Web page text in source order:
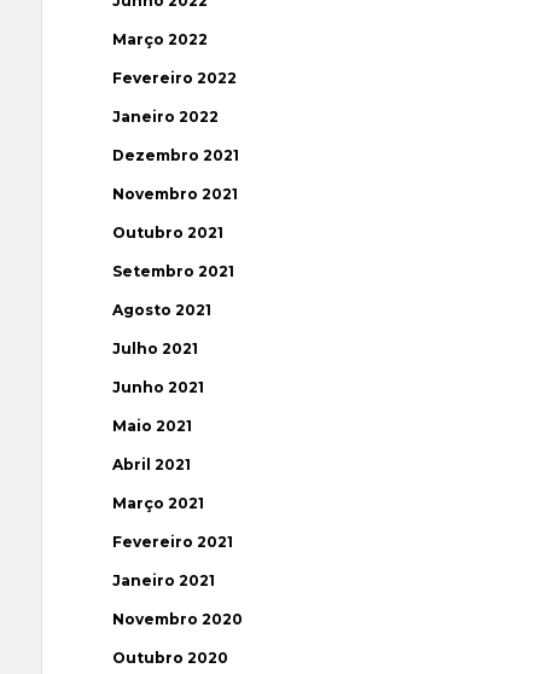
Março 2022
Fevereiro 2022
Janeiro 2022
Dezembro 2021
Novembro 2021
Outubro 2021
Setembro 2021
Agosto 2021
Julho 2021
Junho 2021
Maio 2021
Abril 2021
Março 2021
Fevereiro 2021
Janeiro 2021
Novembro 2020
Outubro 2020